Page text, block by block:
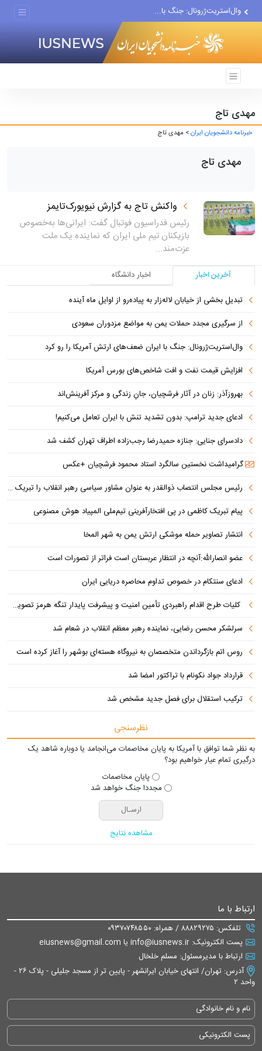
وال‌استریت‌ژرونال: جنگ با...
بهروزآذر: زنان در آثار...
مهدی تاج
خبرنامه دانشجویان ایران> مهدی تاج
مهدی تاج
واکنش تاج به گزارش نیویورک‌تایمز
رئیس فدراسیون فوتبال گفت: ایرانی‌ها به‌خصوص
بازیکنان تیم ملی ایران که نماینده یک ملت
عزت‌مند...
آخرین اخبار
اخبار دانشگاه
تبدیل بخشی از خیابان لاله‌زار به پیاده‌رو از اوایل ماه آینده
از سرگیری مجدد حملات یمن به مواضع مزدوران سعودی
وال‌استریت‌ژرونال: جنگ با ایران ضعف‌های ارتش آمریکا را رو کرد
افزایش قیمت نفت و افت شاخص‌های بورس آمریکا
بهروزآذر: زنان در آثار فرشچیان، جانِ زندگی و مرکز آفرینش‌اند
ادعای جدید ترامپ: بدون تشدید تنش با ایران تعامل می‌کنیم!
دادسرای جنایی: جنازه حمیدرضا رجب‌زاده اطراف تهران کشف شد
گرامیداشت نخستین سالگرد استاد محمود فرشچیان +عکس
رئیس مجلس انتصاب ذوالقدر به عنوان مشاور سیاسی رهبر انقلاب را تبریک گفت
پیام تبریک کاظمی در پی افتخارآفرینی تیم‌ملی المپیاد هوش مصنوعی
انتشار تصاویر حمله موشکی ارتش یمن به شهر المخا
عضو انصارالله:آنچه در انتظار عربستان است فراتر از تصورات است
ادعای سنتکام در خصوص تداوم محاصره دریایی ایران
کلیات طرح اقدام راهبردی تأمین امنیت و پیشرفت پایدار تنگه هرمز تصویب شد
سرلشکر محسن رضایی، نماینده رهبر معظم انقلاب در شعام شد
روس اتم بازگرداندن متخصصان به نیروگاه هسته‌ای بوشهر را آغاز کرده است
قرارداد جواد نکونام با تراکتور امضا شد
ترکیب استقلال برای فصل جدید مشخص شد
نظرسنجی
به نظر شما توافق با آمریکا به پایان مخاصمات می‌انجامد یا دوباره شاهد یک
درگیری تمام عیار خواهیم بود؟
پایان مخاصمات
مجددا جنگ خواهد شد
مشاهده نتایج
ارتباط با ما
تلفکس: ۸۸۸۲۹۲۷۵ / همراه: ۰۹۳۷۰۷۴۸۵۵۰
پست الکترونیک: info@iusnews.ir یا eiusnews@gmail.com
ارتباط با مدیرمسئول: مسلم خلخال
آدرس: تهران/ انتهای خیابان ایرانشهر - پایین تر از مسجد جلیلی - پلاک ۲۶ -
واحد ۲